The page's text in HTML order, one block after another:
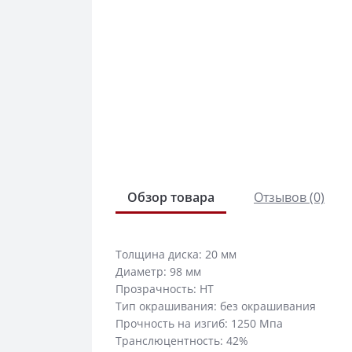
Обзор товара Отзывов (0)
Толщина диска: 20 мм
Диаметр: 98 мм
Прозрачность: HT
Тип окрашивания: без окрашивания
Прочность на изгиб: 1250 Мпа
Транслюцентность: 42%